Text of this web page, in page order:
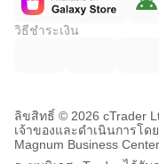
วิธีชำระเงิน
ลิขสิทธิ์ © 2026 cTrader
เจ้าของและดำเนินการโด
Magnum Business